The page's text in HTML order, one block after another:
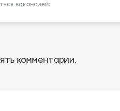
вакансией:
комментарии.